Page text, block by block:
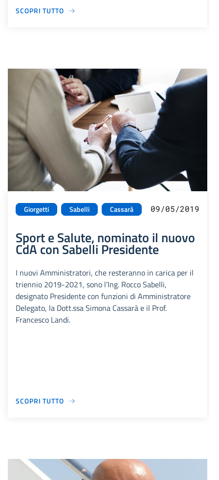
SCOPRI TUTTO
Giorgetti Sabelli Cassarà 09/05/2019
Sport e Salute, nominato il nuovo
CdA con Sabelli Presidente
I nuovi Amministratori, che resteranno in carica per il
triennio 2019-2021, sono l’Ing. Rocco Sabelli,
designato Presidente con funzioni di Amministratore
Delegato, la Dott.ssa Simona Cassarà e il Prof.
Francesco Landi.
SCOPRI TUTTO